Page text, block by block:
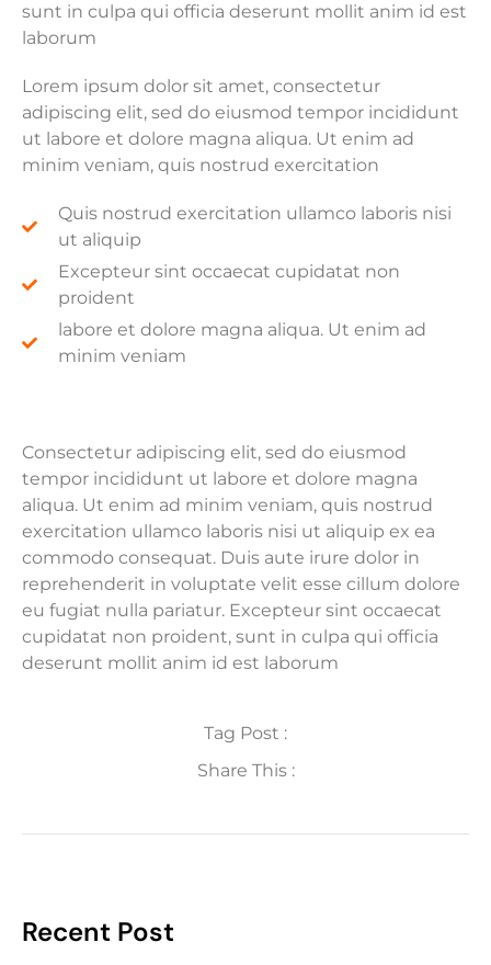
sunt in culpa qui officia deserunt mollit anim id est
laborum
Lorem ipsum dolor sit amet, consectetur
adipiscing elit, sed do eiusmod tempor incididunt
ut labore et dolore magna aliqua. Ut enim ad
minim veniam, quis nostrud exercitation
Quis nostrud exercitation ullamco laboris nisi
ut aliquip
Excepteur sint occaecat cupidatat non
proident
labore et dolore magna aliqua. Ut enim ad
minim veniam
Consectetur adipiscing elit, sed do eiusmod
tempor incididunt ut labore et dolore magna
aliqua. Ut enim ad minim veniam, quis nostrud
exercitation ullamco laboris nisi ut aliquip ex ea
commodo consequat. Duis aute irure dolor in
reprehenderit in voluptate velit esse cillum dolore
eu fugiat nulla pariatur. Excepteur sint occaecat
cupidatat non proident, sunt in culpa qui officia
deserunt mollit anim id est laborum
Tag Post :
Share This :
Recent Post